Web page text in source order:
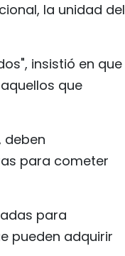
la unidad del
insistió en que
que
deben
para cometer
para
pueden adquirir